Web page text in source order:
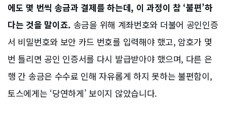
에도 몇 번씩 송금과 결제를 하는데, 이 과정이 참 ‘불편’하
다는 것을 말이죠. 송금을 위해 계좌번호와 더불어 공인인증
서 비밀번호와 보안 카드 번호를 입력해야 했고, 암호가 몇
번 틀리면 공인 인증서를 다시 발급받아야 했으며, 다른 은
행 간 송금은 수수료 인해 자유롭게 하지 못하는 불편함이,
토스에게는 ‘당연하게’ 보이지 않았습니다.